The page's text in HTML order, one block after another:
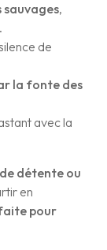
sauvages,
de
la fonte des
avec la
détente ou
en
pour